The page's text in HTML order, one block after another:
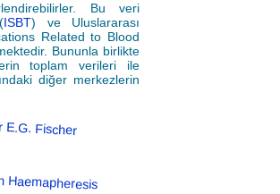
Bu veri
ISBT) ve Uluslararası
Related to Blood
Bununla birlikte
toplam verileri ile
diğer merkezlerin
E.G. Fischer
Haemapheresis